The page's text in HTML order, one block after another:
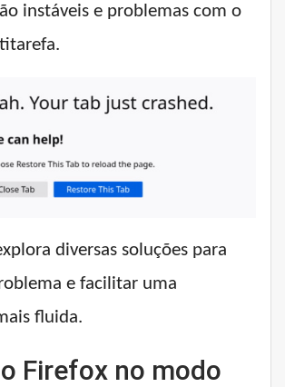
instáveis ​​e problemas com o
diversas soluções para
e facilitar uma
fluida.
Firefox no modo